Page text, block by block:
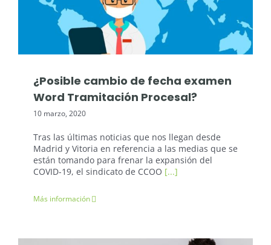
Oposiciones Justicia
¿Posible cambio de fecha examen
Word Tramitación Procesal?
10 marzo, 2020
Tras las últimas noticias que nos llegan desde
Madrid y Vitoria en referencia a las medias que se
están tomando para frenar la expansión del
COVID-19, el sindicato de CCOO [...]
Más información